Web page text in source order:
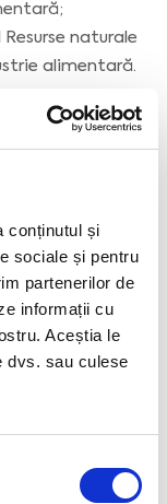
conținutul și
sociale și pentru
partenerilor de
informații cu
Aceștia le
dvs. sau culese
naturale
alimentară.
Școala cu
și